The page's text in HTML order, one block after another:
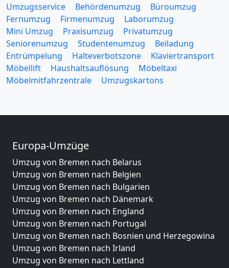
Umzugsservice Behördenumzug
Büroumzug
Fernumzug
Firmenumzug
Laborumzug
Mini Umzug
Praxisumzug
Privatumzug
Seniorenumzug
Studentenumzug
Beiladung
Entrümpelung
Halteverbotszone
Klaviertransport
Möbellift
Haushaltsauflösung
Möbeltaxi
Möbelmitfahrzentrale
Umzugskartons
Europa-Umzüge
Umzug von Bremen nach Belarus
Umzug von Bremen nach Belgien
Umzug von Bremen nach Bulgarien
Umzug von Bremen nach Dänemark
Umzug von Bremen nach England
Umzug von Bremen nach Portugal
Umzug von Bremen nach Bosnien und Herzegowina
Umzug von Bremen nach Irland
Umzug von Bremen nach Lettland